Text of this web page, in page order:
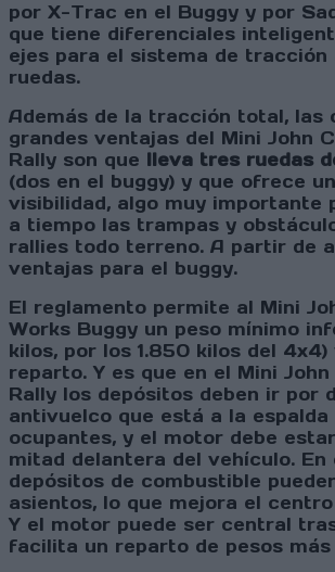
por X-Trac en el Buggy y por
que tiene diferenciales
ejes para el sistema de tracción
ruedas.
Además de la tracción total, las
grandes ventajas del Mini John
Rally son que lleva tres ruedas
(dos en el buggy) y que ofrece
visibilidad, algo muy importante
a tiempo las trampas y
rallies todo terreno. A partir de
ventajas para el buggy.
El reglamento permite al Mini
Works Buggy un peso mínimo
kilos, por los 1.850 kilos del 4x4)
reparto. Y es que en el Mini
Rally los depósitos deben ir por
antivuelco que está a la espalda
ocupantes, y el motor debe
mitad delantera del vehículo. En
depósitos de combustible
asientos, lo que mejora el
Y el motor puede ser central
facilita un reparto de pesos más